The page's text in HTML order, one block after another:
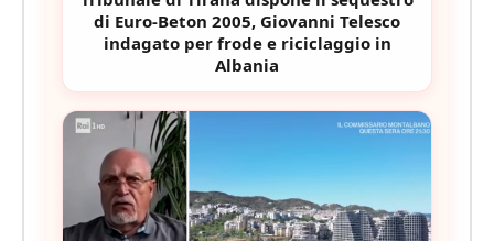
di Euro-Beton 2005, Giovanni Telesco
indagato per frode e riciclaggio in
Albania